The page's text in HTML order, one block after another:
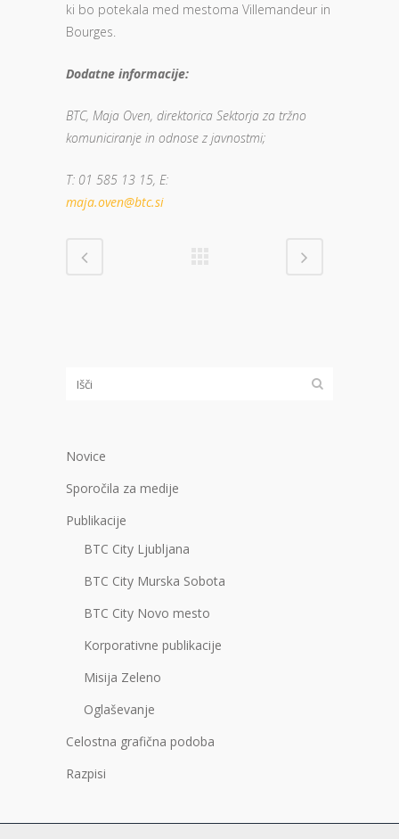
ki bo potekala med mestoma Villemandeur in
Bourges.
Dodatne informacije:
BTC, Maja Oven, direktorica Sektorja za tržno
komuniciranje in odnose z javnostmi;
T: 01 585 13 15, E:
maja.oven@btc.si
Novice
Sporočila za medije
Publikacije
BTC City Ljubljana
BTC City Murska Sobota
BTC City Novo mesto
Korporativne publikacije
Misija Zeleno
Oglaševanje
Celostna grafična podoba
Razpisi